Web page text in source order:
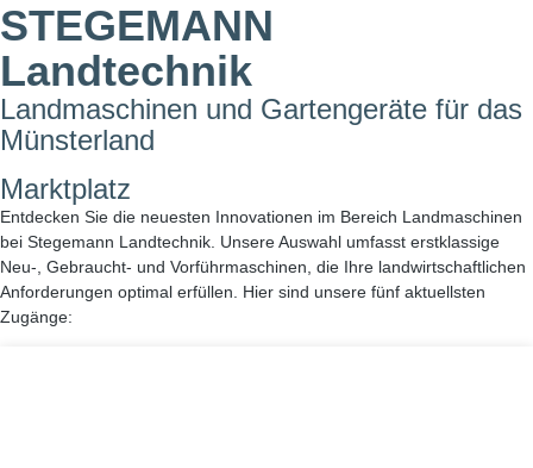
STEGEMANN
Landtechnik
Landmaschinen und Gartengeräte für das
Münsterland
Marktplatz
Entdecken Sie die neuesten Innovationen im Bereich Landmaschinen
bei Stegemann Landtechnik. Unsere Auswahl umfasst erstklassige
Neu-, Gebraucht- und Vorführmaschinen, die Ihre landwirtschaftlichen
Anforderungen optimal erfüllen. Hier sind unsere fünf aktuellsten
Zugänge: